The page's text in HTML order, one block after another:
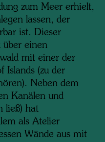
zum Meer erhielt,
lassen, der
ist. Dieser
über einen
mit einer der
Islands (zu der
Neben dem
Kanälen und
ließ) hat
als Atelier
Wände aus mit